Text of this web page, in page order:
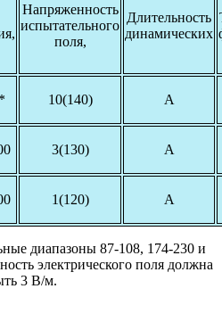
Напряженность
испытательного
поля,
Длительность
динамических
10(140) А
3(130) А
1(120) А
диапазоны 87-108, 174-230 и
электрического поля должна
3 В/м.